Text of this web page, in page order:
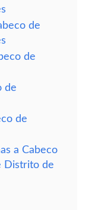
de
de
de
de
a Cabeco
Distrito de